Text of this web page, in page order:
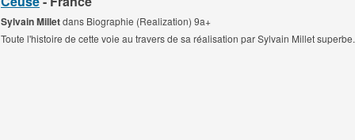
Sylvain Milletdans Biographie (Realization) 9a+
Toute l'histoire de cette voie au travers de sa réalisation par Sylvain Millet superbe.